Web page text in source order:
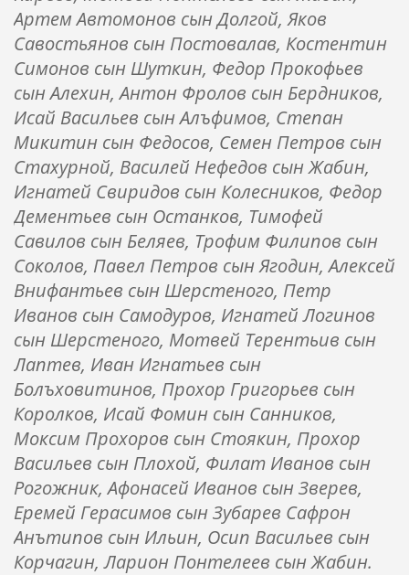
Артем Автомонов сын Долгой, Яков
Савостьянов сын Постовалав, Костентин
Симонов сын Шуткин, Федор Прокофьев
сын Алехин, Антон Фролов сын Бердников,
Исай Васильев сын Алъфимов, Степан
Микитин сын Федосов, Семен Петров сын
Стахурной, Василей Нефедов сын Жабин,
Игнатей Свиридов сын Колесников, Федор
Дементьев сын Останков, Тимофей
Савилов сын Беляев, Трофим Филипов сын
Соколов, Павел Петров сын Ягодин, Алексей
Внифантьев сын Шерстеного, Петр
Иванов сын Самодуров, Игнатей Логинов
сын Шерстеного, Мотвей Терентьив сын
Лаптев, Иван Игнатьев сын
Болъховитинов, Прохор Григорьев сын
Королков, Исай Фомин сын Санников,
Моксим Прохоров сын Стоякин, Прохор
Васильев сын Плохой, Филат Иванов сын
Рогожник, Афонасей Иванов сын Зверев,
Еремей Герасимов сын Зубарев Сафрон
Анътипов сын Ильин, Осип Васильев сын
Корчагин, Ларион Понтелеев сын Жабин.